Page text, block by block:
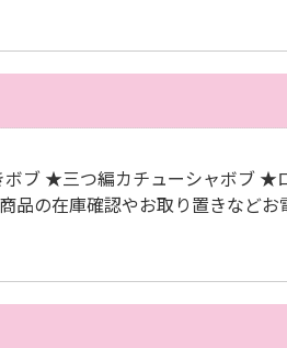
ブ ★三つ編カチューシャボブ ★
品の在庫確認やお取り置きなど